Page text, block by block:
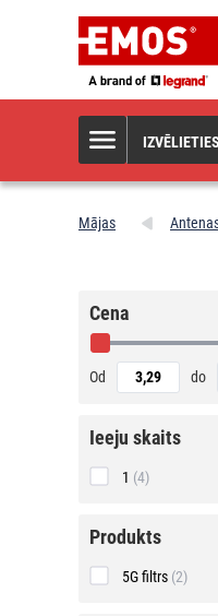
Mājas
Cena
Od do
ieeju
skaits
ieeju skaits
1 (4)
produkts
produkts
5G filtrs (2)